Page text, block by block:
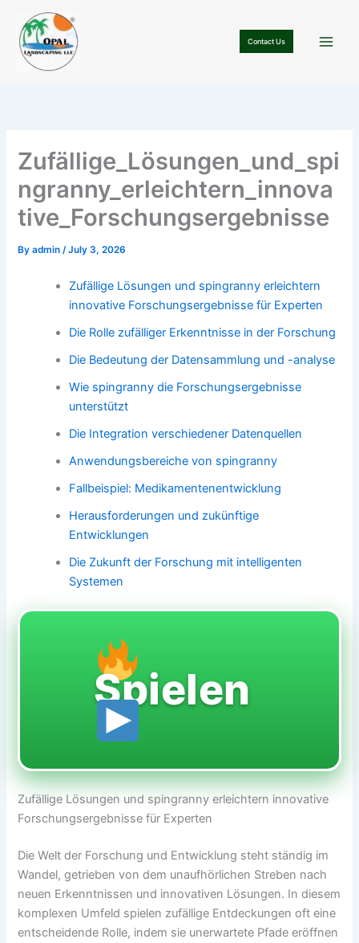
content
Contact Us
Zufällige_Lösungen_und_spi
ngranny_erleichtern_innova
tive_Forschungsergebnisse
Byadmin/July 3, 2026
Zufällige Lösungen und spingranny erleichtern
innovative Forschungsergebnisse für Experten
Die Rolle zufälliger Erkenntnisse in der Forschung
Die Bedeutung der Datensammlung und -analyse
Wie spingranny die Forschungsergebnisse
unterstützt
Die Integration verschiedener Datenquellen
Anwendungsbereiche von spingranny
Fallbeispiel: Medikamentenentwicklung
Herausforderungen und zukünftige
Entwicklungen
Die Zukunft der Forschung mit intelligenten
Systemen
Spielen
Zufällige Lösungen und spingranny erleichtern innovative
Forschungsergebnisse für Experten
Die Welt der Forschung und Entwicklung steht ständig im
Wandel, getrieben von dem unaufhörlichen Streben nach
neuen Erkenntnissen und innovativen Lösungen. In diesem
komplexen Umfeld spielen zufällige Entdeckungen oft eine
entscheidende Rolle, indem sie unerwartete Pfade eröffnen